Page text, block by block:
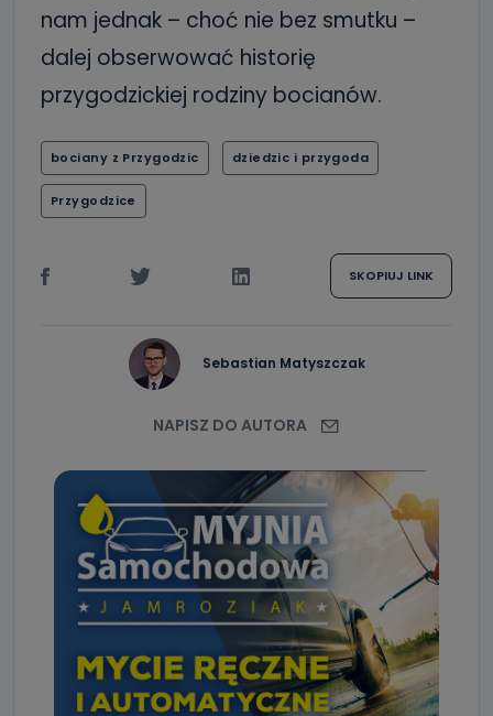
nam jednak – choć nie bez smutku –
dalej obserwować historię
przygodzickiej rodziny bocianów.
bociany z Przygodzic dziedzic i przygoda
Przygodzice
SKOPIUJ LINK
Sebastian Matyszczak
NAPISZ DO AUTORA